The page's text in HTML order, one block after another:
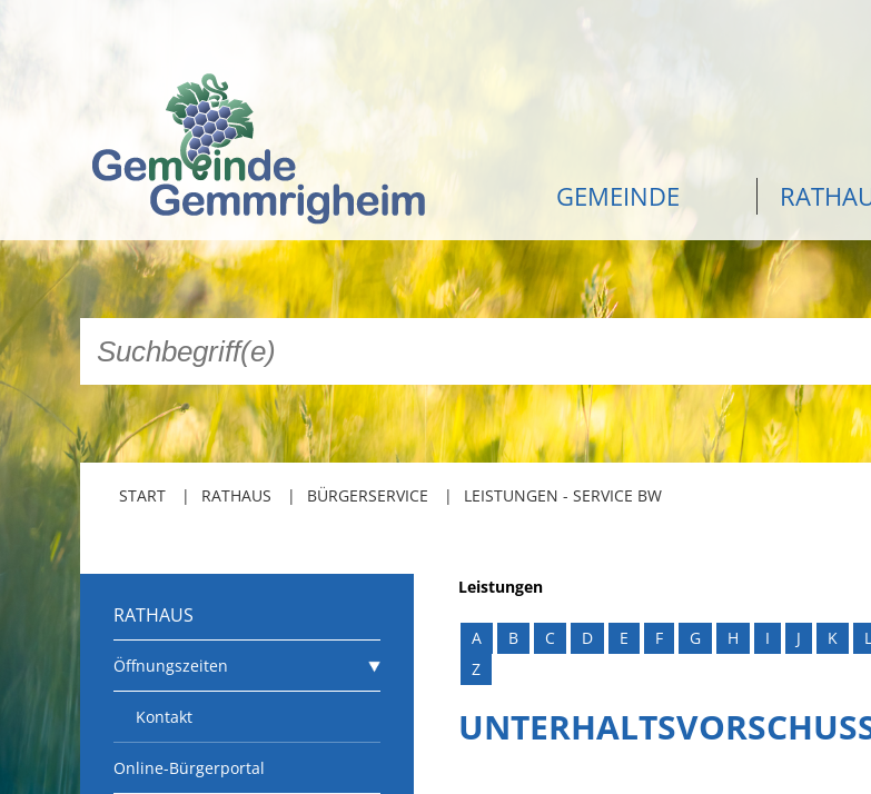
GEMEINDE
START RATHAUS BÜRGERSERVICE LEISTUNGEN - SERVICE BW
RATHAUS
Öffnungszeiten
Kontakt
Online-Bürgerportal
Leistungen
A B C D E F G H I J K L
Z